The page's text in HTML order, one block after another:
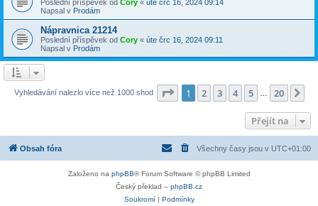
Poslední příspěvek od Cory « úte črc 16, 2024 09:14
Napsal v Prodám
Nápravnica 21214
Poslední příspěvek od Cory « úte črc 16, 2024 09:11
Napsal v Prodám
Vyhledávání nalezlo více než 1000 shod Stránka z 20
1 2 3 4 5 20
Přejít na
Obsah fóra Všechny časy jsou v UTC+01:00
Založeno na phpBB® Forum Software © phpBB Limited
Český překlad – phpBB.cz
Soukromí| Podmínky